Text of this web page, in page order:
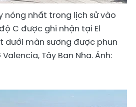
nóng nhất trong lịch sử vào
C được ghi nhận tại El
dưới màn sương được phun
Tây Ban Nha. Ảnh: